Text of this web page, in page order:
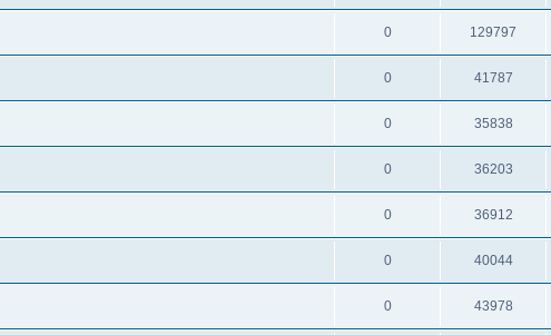
0 129797
0 41787
0 35838
0 36203
0 36912
0 40044
0 43978